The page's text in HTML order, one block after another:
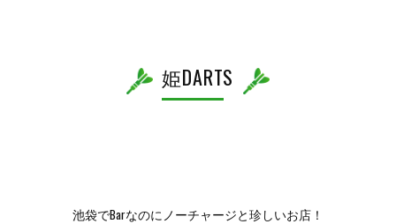
姫DARTS
池袋でBarなのにノーチャージと珍しいお店！